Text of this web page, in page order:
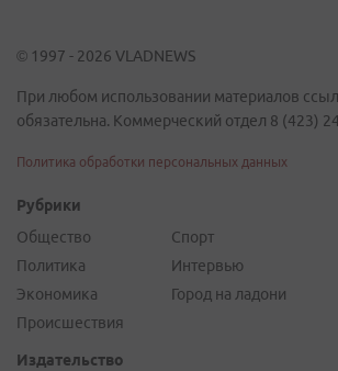
© 1997 - 2026 VLADNEWS
При любом использовании материалов
обязательна. Коммерческий отдел 8 (423)
Политика обработки персональных данных
Рубрики
Общество
Политика
Экономика
Происшествия
Спорт
Интервью
Город на ладони
Издательство